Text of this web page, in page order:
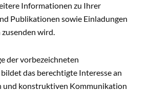
Informationen zu Ihrer
Publikationen sowie Einladungen
wird.
der vorbezeichneten
das berechtigte Interesse an
konstruktiven Kommunikation